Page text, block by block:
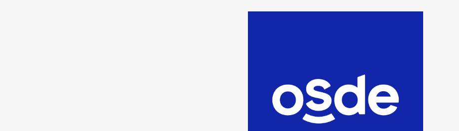
La Bolsa de Cereales de
que intentaron evadir a
la Policía fueron
detenidos por
comercialización de
drogas en la tarde del
sábado